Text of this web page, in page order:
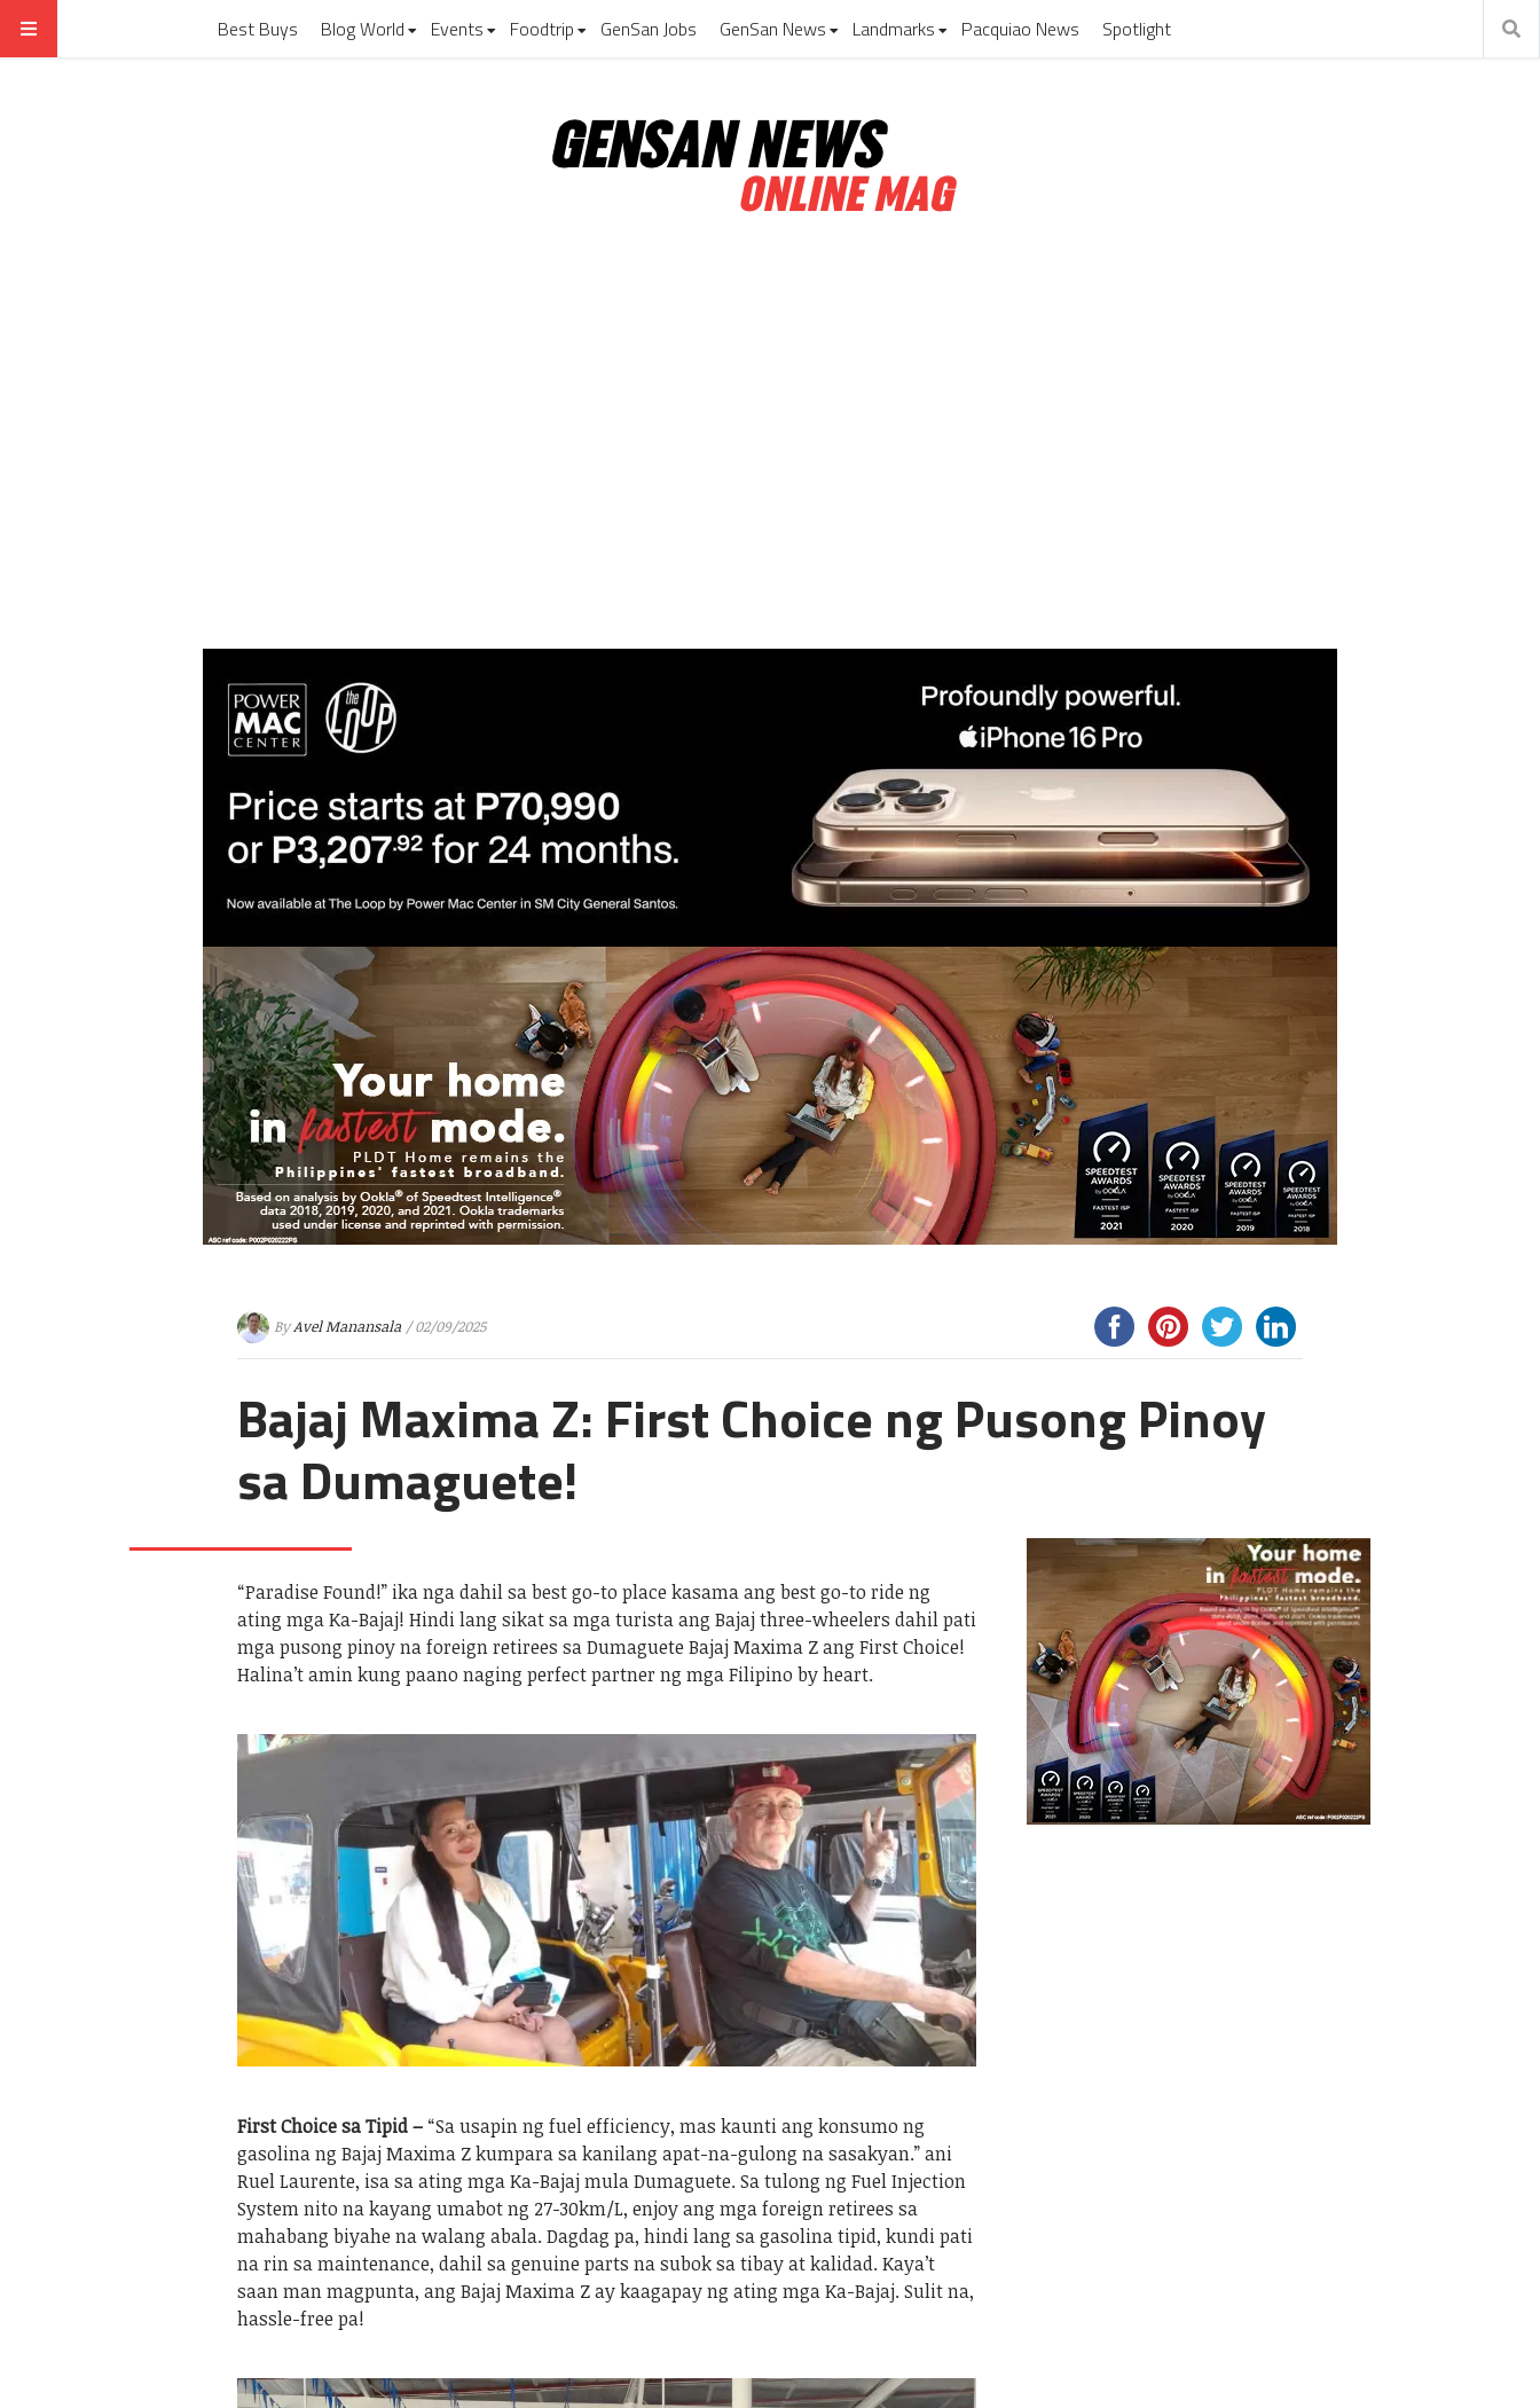
Best Buys Blog World Events Foodtrip GenSan Jobs GenSan News Landmarks Pacquiao News Spotlight
ByAvel Manansala / 02/09/2025
Bajaj Maxima Z: First Choice ng Pusong Pinoy
sa Dumaguete!
“Paradise Found!” ika nga dahil sa best go-to place kasama ang best go-to ride ng
ating mga Ka-Bajaj! Hindi lang sikat sa mga turista ang Bajaj three-wheelers dahil pati
mga pusong pinoy na foreign retirees sa Dumaguete Bajaj Maxima Z ang First Choice!
Halina’t amin kung paano naging perfect partner ng mga Filipino by heart.
First Choice sa Tipid – “Sa usapin ng fuel efficiency, mas kaunti ang konsumo ng
gasolina ng Bajaj Maxima Z kumpara sa kanilang apat-na-gulong na sasakyan.” ani
Ruel Laurente, isa sa ating mga Ka-Bajaj mula Dumaguete. Sa tulong ng Fuel Injection
System nito na kayang umabot ng 27-30km/L, enjoy ang mga foreign retirees sa
mahabang biyahe na walang abala. Dagdag pa, hindi lang sa gasolina tipid, kundi pati
na rin sa maintenance, dahil sa genuine parts na subok sa tibay at kalidad. Kaya’t
saan man magpunta, ang Bajaj Maxima Z ay kaagapay ng ating mga Ka-Bajaj. Sulit na,
hassle-free pa!